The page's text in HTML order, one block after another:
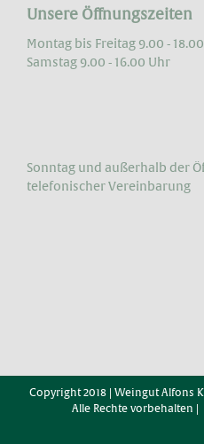
Unsere Öffnungszeiten
Montag bis Freitag 9.00 -
Samstag 9.00 - 16.00 Uhr
Sonntag und außerhalb der
telefonischer Vereinbarung
Copyright 2018 | Weingut Alfons
Alle Rechte vorbehalten |